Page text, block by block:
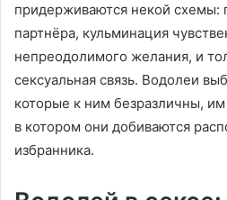
придерживаются некой схемы:
партнёра, кульминация
непреодолимого желания, и
сексуальная связь. Водолеи
которые к ним безразличны,
в котором они добиваются
избранника.